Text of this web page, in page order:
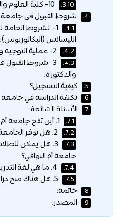
3.10.
4. شروط القبول في جامعة
4.1.
1- الشروط العامة
الليسانس (البكالوريوس):
4.2.
4.3.
3- شروط القبول
والدكتوراه:
5. كيفية التسجيل؟
6. تكلفة الدراسة في جامعة
7. الأسئلة الشائعة:
7.1.
7.2.
7.3.
3. هل يمكن
جامعة أم البواقي؟
7.4.
7.5.
8. خاتمة:
9. المصدر: